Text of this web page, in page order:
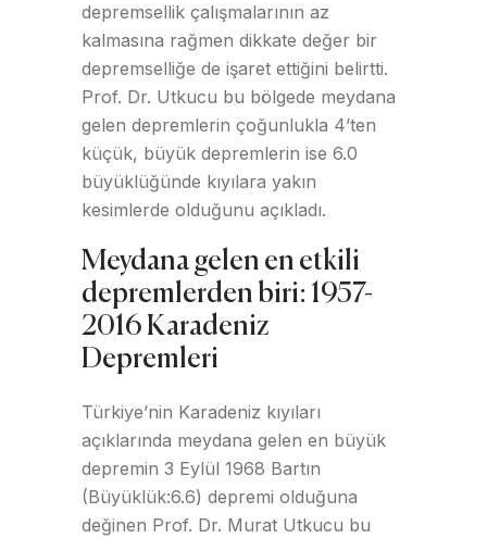
depremsellik çalışmalarının az
kalmasına rağmen dikkate değer bir
depremselliğe de işaret ettiğini belirtti.
Prof. Dr. Utkucu bu bölgede meydana
gelen depremlerin çoğunlukla 4’ten
küçük, büyük depremlerin ise 6.0
büyüklüğünde kıyılara yakın
kesimlerde olduğunu açıkladı.
Meydana gelen en etkili
depremlerden biri: 1957-
2016 Karadeniz
Depremleri
Türkiye’nin Karadeniz kıyıları
açıklarında meydana gelen en büyük
depremin 3 Eylül 1968 Bartın
(Büyüklük:6.6) depremi olduğuna
değinen Prof. Dr. Murat Utkucu bu